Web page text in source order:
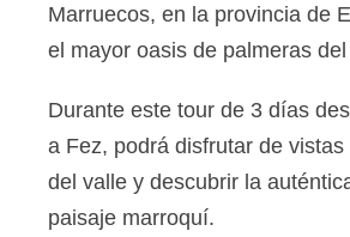
Marruecos, en la provincia de
el mayor oasis de palmeras
Durante este tour de 3 días
a Fez, podrá disfrutar de
del valle y descubrir la
paisaje marroquí.